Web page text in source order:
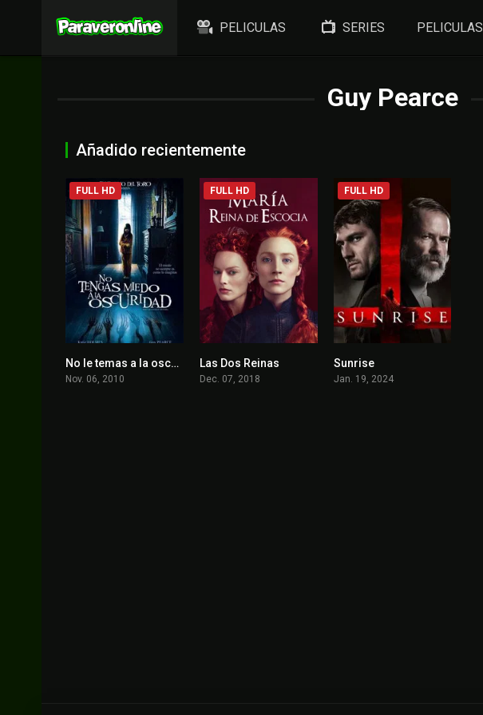
PELICULAS SERIES PELICULAS
Guy Pearce
Añadido recientemente
5.5
FULL HD
No le temas a la oscuridad
Nov. 06, 2010
FULL HD
Las Dos Reinas
Dec. 07, 2018
FULL HD
Sunrise
Jan. 19, 2024